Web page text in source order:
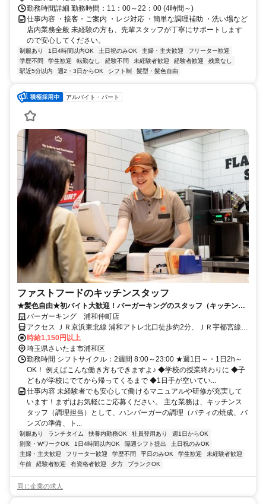
勤務時間詳細 勤務時間：11：00～22：00 (4時間～)
仕事内容 ・接客・ご案内 ・レジ対応 ・簡単な調理補助 ・洗い場など
店内業務全般 未経験の方も、先輩スタッフが丁寧にサポートします
ので安心してください。
制服あり 1日4時間以内OK 土日祝のみOK 主婦・主夫歓迎
フリーター歓迎
学歴不問
学生歓迎 転勤なし 経験不問 未経験者歓迎 経験者歓迎
残業なし
駅近5分以内
週2・3日からOK シフト制 髪型・髪色自由
アルバイト・パート
ファストフードのキッチンスタッフ
★髪色自由★初バイト大歓迎！バーガーキングのスタッフ（キッチン）
大募集！シフト提出は２週間ごと！
バーガーキング 浦和仲町店
アクセス ＪＲ京浜東北線 浦和アトレ北口徒歩約2分、ＪＲ宇都宮線
〔東北本線〕・ＪＲ上野東京ライン/ＪＲ高崎線 浦和アトレ北口徒歩
約2分、ＪＲ京浜東北線 北浦和西口徒歩約23分 JR東日本 京浜東北線
浦和駅より徒歩4分
時給1,150円以上
埼玉県さいたま市浦和区
勤務時間 シフトサイクル：2週間 8:00～23:00 ★週1日～・1日2h～
OK！ 例えばこんな働き方もできますよ♪ ◆学校の授業終わりに ◆子
どもが学校にでてから帰ってくるまで ◆1日手が空いてい...
仕事内容 未経験者でも安心して働けるマニュアルや研修が充実して
います！まずはお気軽にご応募ください。 主な業務は、キッチンス
タッフ（調理担当）として、ハンバーガーの調理（パティの焼成、バ
ンズの準備、ト...
制服あり ランチタイム 扶養内勤務OK 社員登用あり
週1日からOK
副業・WワークOK
1日4時間以内OK 隔週シフト提出
土日祝のみOK
主婦・主夫歓迎
フリーター歓迎 学歴不問 平日のみOK 学生歓迎
未経験者歓迎
午前
経験者歓迎 有資格者歓迎 夕方 ブランクOK
同じ企業の求人